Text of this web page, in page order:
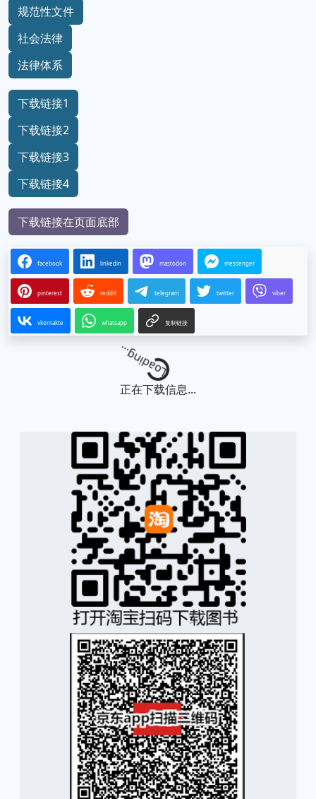
规范性文件
社会法律
法律体系
下载链接1
下载链接2
下载链接3
下载链接4
下载链接在页面底部
facebook linkedin mastodon messenger
pinterest reddit telegram twitter viber
vkontakte whatsapp 复制链接
Loading...
正在下载信息...